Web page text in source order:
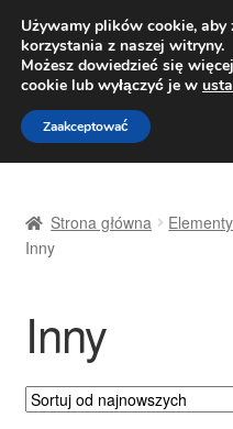
Pn.-pt. 9:00-
Przejdź
do
nawigacji
Przejdź
do
treści
Dostawa
Kontakt
Moje konto
Strona główna
Inny
Inny
Używamy plików cookie,
korzystania z naszej witryny.
Możesz dowiedzieć się
cookie lub wyłączyć je w
Zaakceptować